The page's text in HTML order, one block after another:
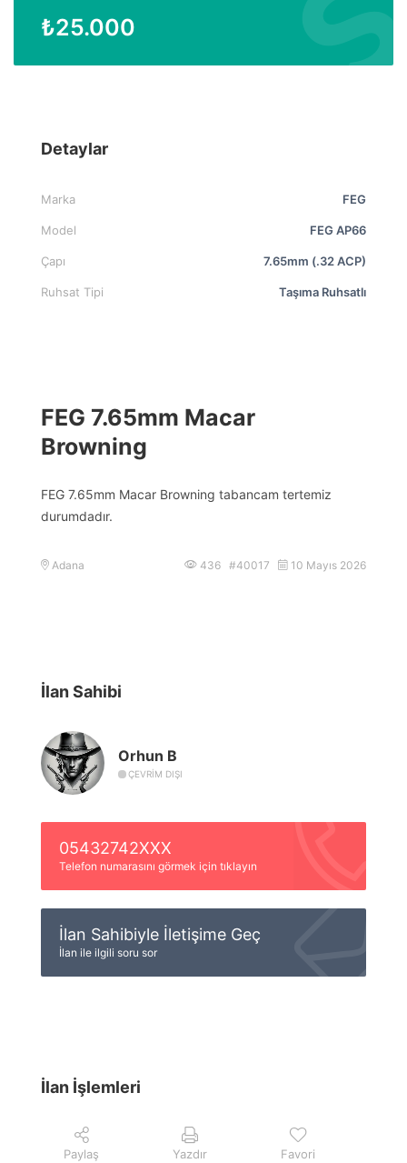
₺25.000
Detaylar
Marka FEG
Model FEG AP66
Çapı 7.65mm (.32 ACP)
Ruhsat Tipi Taşıma Ruhsatlı
FEG 7.65mm Macar
Browning
FEG 7.65mm Macar Browning tabancam tertemiz
durumdadır.
Adana 436 #40017 10 Mayıs 2026
İlan Sahibi
Orhun B
ÇEVRIM DIŞI
05432742XXX
Telefon numarasını görmek için tıklayın
İlan Sahibiyle İletişime Geç
İlan ile ilgili soru sor
İlan İşlemleri
Paylaş Yazdır Favori